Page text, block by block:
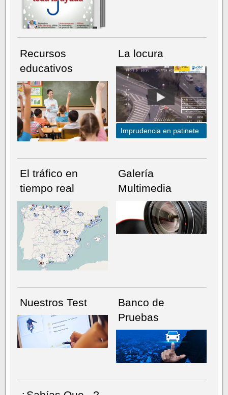
NÚMERO ACTUALHEMEROTECA
Recursos
educativos
La locura
Imprudencia en patinete
El tráfico en
tiempo real
Galería
Multimedia
Nuestros Test
Banco de
Pruebas